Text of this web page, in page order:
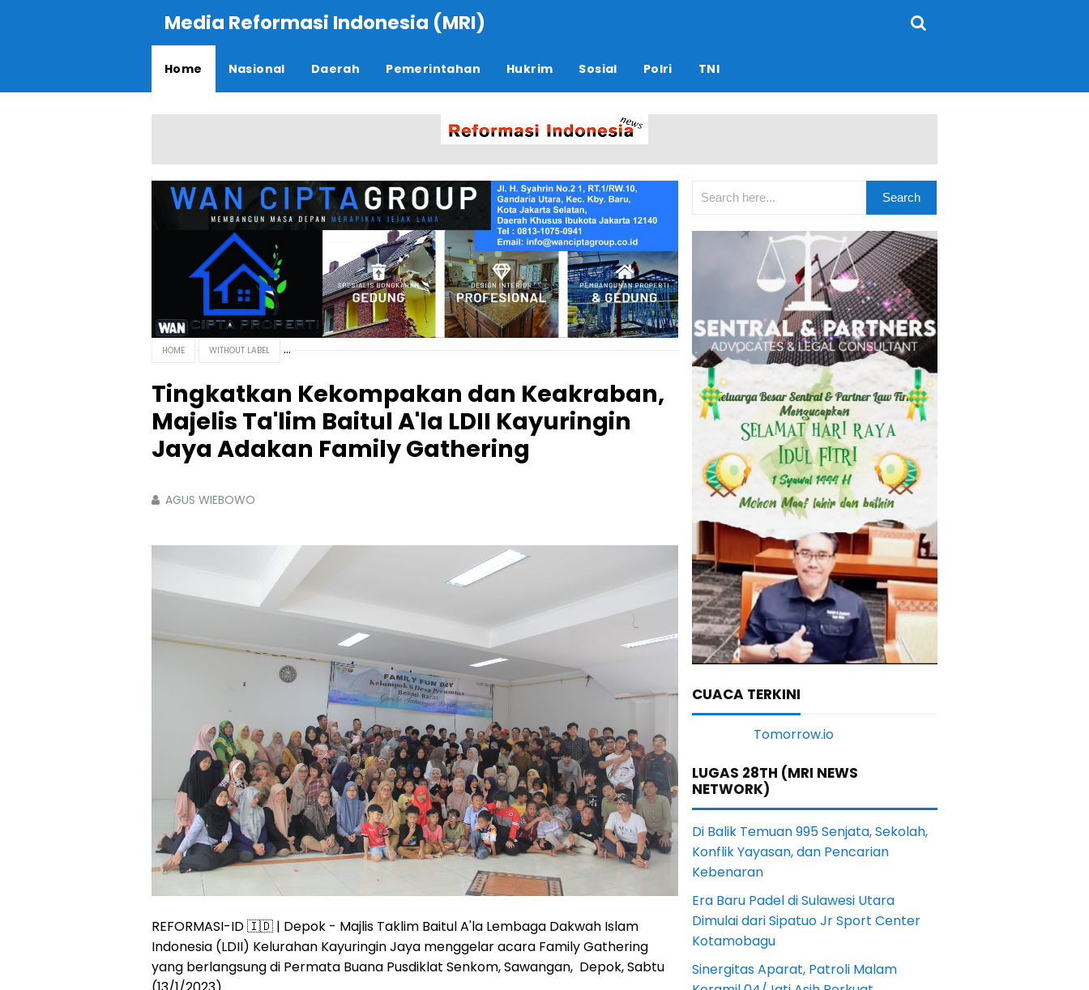
Media Reformasi Indonesia (MRI)
Home Nasional Daerah Pemerintahan Hukrim Sosial Polri TNI
HOME WITHOUT LABEL
Tingkatkan Kekompakan dan Keakraban,
Majelis Ta'lim Baitul A'la LDII Kayuringin
Jaya Adakan Family Gathering
AGUS WIEBOWO
REFORMASI-ID 🇮🇩 | Depok - Majlis Taklim Baitul A'la Lembaga Dakwah Islam
Indonesia (LDII) Kelurahan Kayuringin Jaya menggelar acara Family Gathering
yang berlangsung di Permata Buana Pusdiklat Senkom, Sawangan, Depok, Sabtu
CUACA TERKINI
LUGAS 28TH (MRI NEWS
NETWORK)
Di Balik Temuan 995 Senjata, Sekolah,
Konflik Yayasan, dan Pencarian
Kebenaran
Era Baru Padel di Sulawesi Utara
Dimulai dari Sipatuo Jr Sport Center
Kotamobagu
Sinergitas Aparat, Patroli Malam